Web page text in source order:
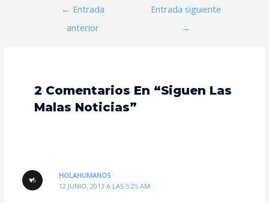
← Entrada
anterior
Entrada siguiente
→
2 Comentarios En “Siguen Las
Malas Noticias”
HOLAHUMANOS
12 JUNIO, 2013 A LAS 5:25 AM